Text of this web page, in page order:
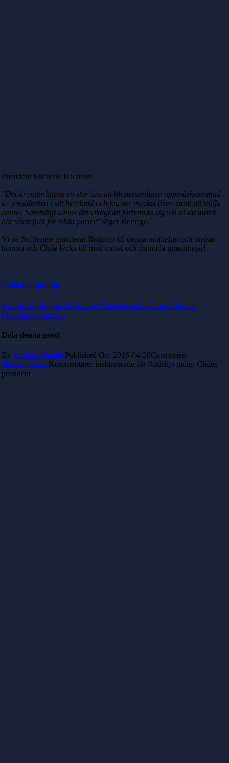
President Michelle Bachelet
”Det är naturligtvis en stor ära att bli personligen uppmärksammad
av presidenten i sitt hemland och jag ser mycket fram emot att träffa
henne. Samtidigt känns det viktigt att förbereda sig väl så att mötet
blir värdefullt för båda parter” säger Rodrigo.
Vi på Softhouse gratulerar Rodrigo till denna möjlighet och önskar
honom och Chile lycka till med mötet och framtida utmaningar!
Ardiana Spahija
Ardiana Spahija är Marketing Manager på Softhouse Nordic
Mer från författaren
Dela denna post!
By Ardiana SpahijaPublished On: 2016-04-28Categories:
UncategorizedKommentarer inaktiverade för Rodrigo möter Chiles
president